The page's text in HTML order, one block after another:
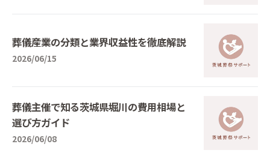
葬儀産業の分類と業界収益性を徹底解説
2026/06/15
葬儀主催で知る茨城県堀川の費用相場と
選び方ガイド
2026/06/08